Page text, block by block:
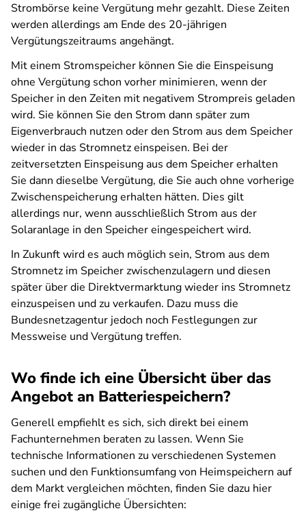
Strombörse keine Vergütung mehr gezahlt. Diese Zeiten
werden allerdings am Ende des 20-jährigen
Vergütungszeitraums angehängt.
Mit einem Stromspeicher können Sie die Einspeisung
ohne Vergütung schon vorher minimieren, wenn der
Speicher in den Zeiten mit negativem Strompreis geladen
wird. Sie können Sie den Strom dann später zum
Eigenverbrauch nutzen oder den Strom aus dem Speicher
wieder in das Stromnetz einspeisen. Bei der
zeitversetzten Einspeisung aus dem Speicher erhalten
Sie dann dieselbe Vergütung, die Sie auch ohne vorherige
Zwischenspeicherung erhalten hätten. Dies gilt
allerdings nur, wenn ausschließlich Strom aus der
Solaranlage in den Speicher eingespeichert wird.
In Zukunft wird es auch möglich sein, Strom aus dem
Stromnetz im Speicher zwischenzulagern und diesen
später über die Direktvermarktung wieder ins Stromnetz
einzuspeisen und zu verkaufen. Dazu muss die
Bundesnetzagentur jedoch noch Festlegungen zur
Messweise und Vergütung treffen.
Wo finde ich eine Übersicht über das
Angebot an Batteriespeichern?
Generell empfiehlt es sich, sich direkt bei einem
Fachunternehmen beraten zu lassen. Wenn Sie
technische Informationen zu verschiedenen Systemen
suchen und den Funktionsumfang von Heimspeichern auf
dem Markt vergleichen möchten, finden Sie dazu hier
einige frei zugängliche Übersichten: